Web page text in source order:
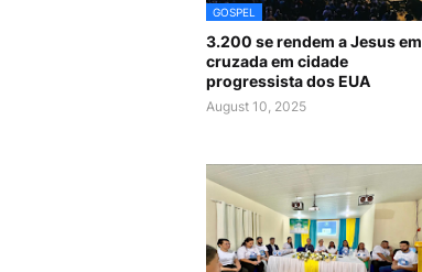
GOSPEL
3.200 se rendem a Jesus em
cruzada em cidade
progressista dos EUA
August 10, 2025